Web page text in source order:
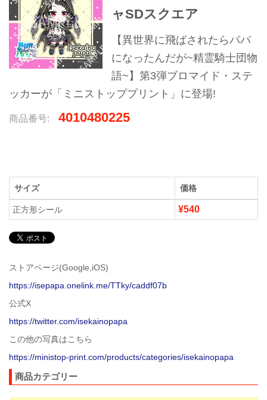
ャSDスクエア
【異世界に飛ばされたらパパ
になったんだが~精霊騎士団物
語~】第3弾ブロマイド・ステ
ッカーが「ミニストッププリント」に登場!
商品番号: 4010480225
サイズ 価格
正方形シール ¥540
ストアページ(Google,iOS)
https://isepapa.onelink.me/TTky/caddf07b
公式X
https://twitter.com/isekainopapa
この他の写真はこちら
https://ministop-print.com/products/categories/isekainopapa
商品カテゴリー